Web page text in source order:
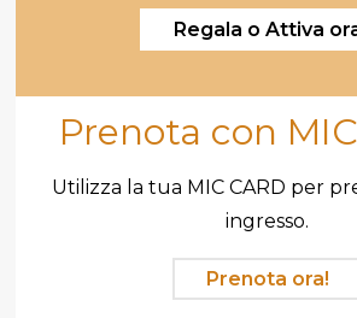
Regala o Attiva
Prenota con
Utilizza la tua MIC CARD per
ingresso.
Prenota ora!